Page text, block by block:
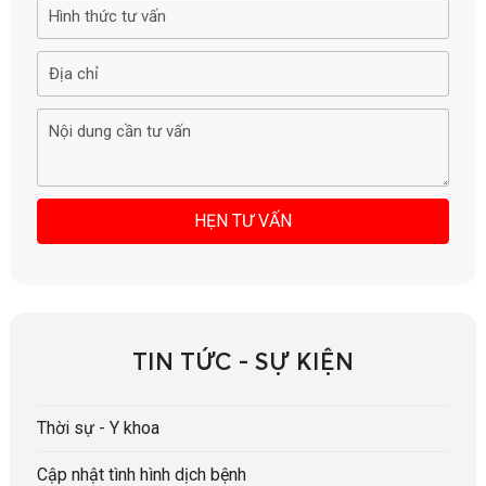
TIN TỨC - SỰ KIỆN
Thời sự - Y khoa
Cập nhật tình hình dịch bệnh